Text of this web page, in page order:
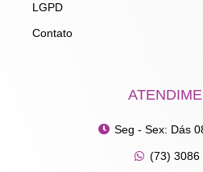
LGPD
Contato
Seg - Sex: Dás
(73) 3086